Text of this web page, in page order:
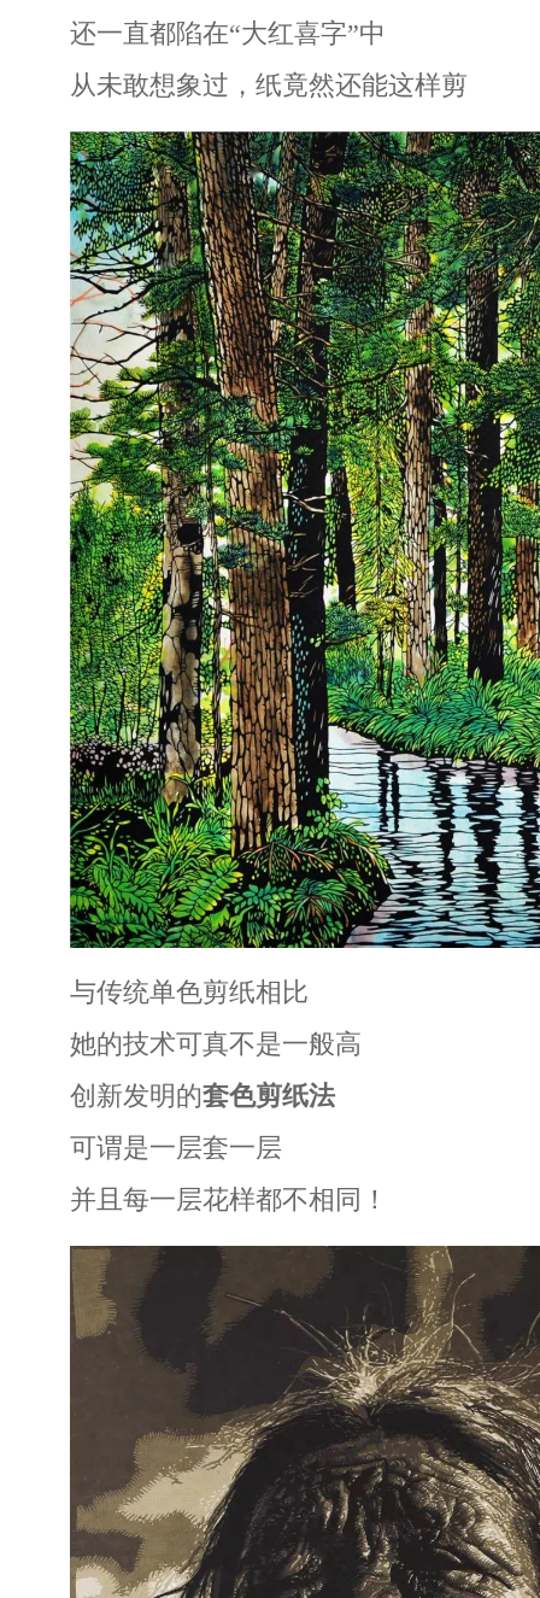
还一直都陷在“大红喜字”中
从未敢想象过，纸竟然还能这样剪
与传统单色剪纸相比
她的技术可真不是一般高
创新发明的套色剪纸法
可谓是一层套一层
并且每一层花样都不相同！